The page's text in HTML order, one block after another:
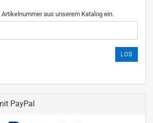
Artikelnummer aus unserem Katalog ein.
LOS
PayPal